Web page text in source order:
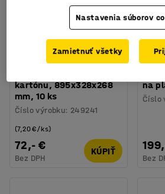
kartónu, 895x328x268
mm, 10 ks
Číslo výrobku: 249241
72,- €
(7,20 €/ks)
Bez DPH
KÚPIŤ
na
Číslo
Bez
Nastavenia súborov
Zamietnuť všetky